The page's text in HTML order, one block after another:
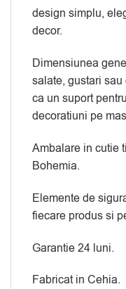
design simplu,
decor.
Dimensiunea
salate, gustari
ca un suport
decoratiuni pe
Ambalare in cutie
Bohemia.
Elemente de
fiecare produs si
Garantie 24 luni.
Fabricat in Cehia.